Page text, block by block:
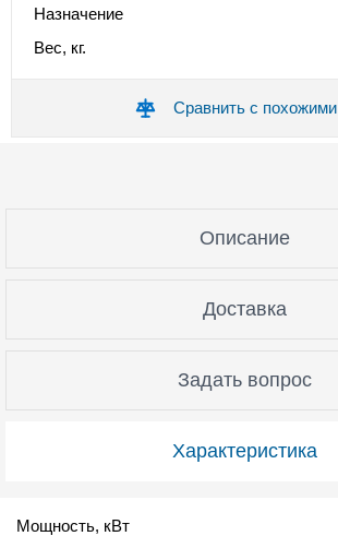
Назначение
Вес, кг.
Сравнить с похожими
Характеристика
Описание
Доставка
Задать вопрос
Мощность, кВт